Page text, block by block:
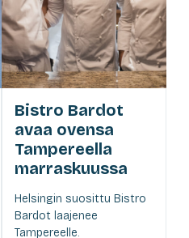
Bistro Bardot
avaa ovensa
Tampereella
marraskuussa
Helsingin suosittu Bistro
Bardot laajenee
Tampereelle.